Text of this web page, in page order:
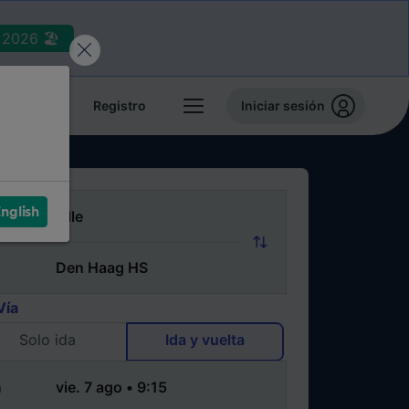
2026 🏖️
Registro Iniciar sesión
Solo ida
Ida y vuelta